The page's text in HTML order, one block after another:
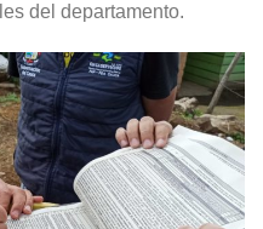
del departamento.